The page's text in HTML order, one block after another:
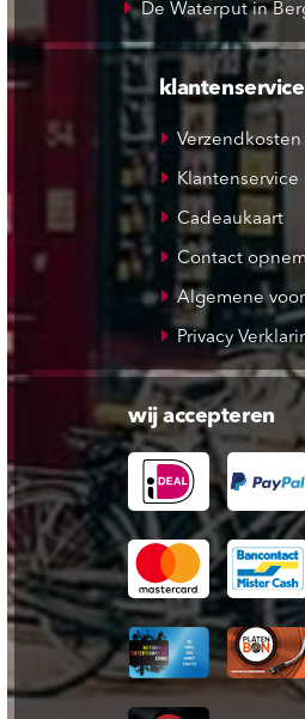
De Waterput in
klantenservice
Verzendkosten
Klantenservice
Cadeaukaart
Contact
Algemene
Privacy
wij accepteren